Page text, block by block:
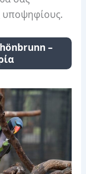
υποψηφίους.
–